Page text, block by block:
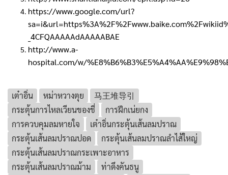
https://www.google.com/url?
_4CFQAAAAAdAAAAABAE
http://www.a-
hospital.com/w/
เต๋าอิ่น หม่าหวางตุย
马王堆导引
กระตุ้นการไหลเวียนของชี่
การฝึกเน่ยกง
การควบคุมลมหายใจ
เต๋าอิ่นกระตุ้นเส้นลมปราณ
กระตุ้นเส้นลมปราณปอด
กระตุ้นเส้นลมปราณลำไส้ใหญ่
กระตุ้นเส้นลมปราณกระเพาะอาหาร
กระตุ้นเส้นลมปราณม้าม
ท่าดึงคันธนู